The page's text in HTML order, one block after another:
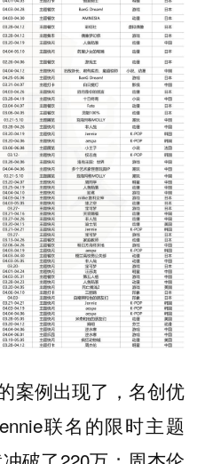
案例出现了，名创优
联名的限时主题